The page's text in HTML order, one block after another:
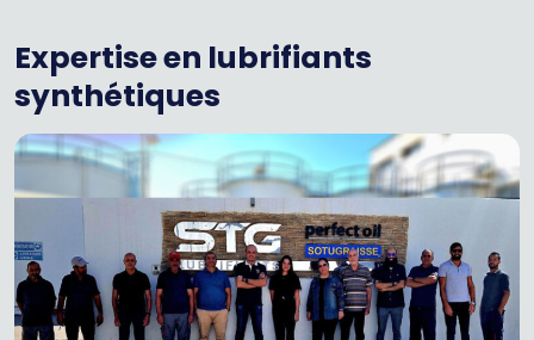
Expertise en lubrifiants
synthétiques